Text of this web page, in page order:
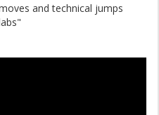
and technical jumps